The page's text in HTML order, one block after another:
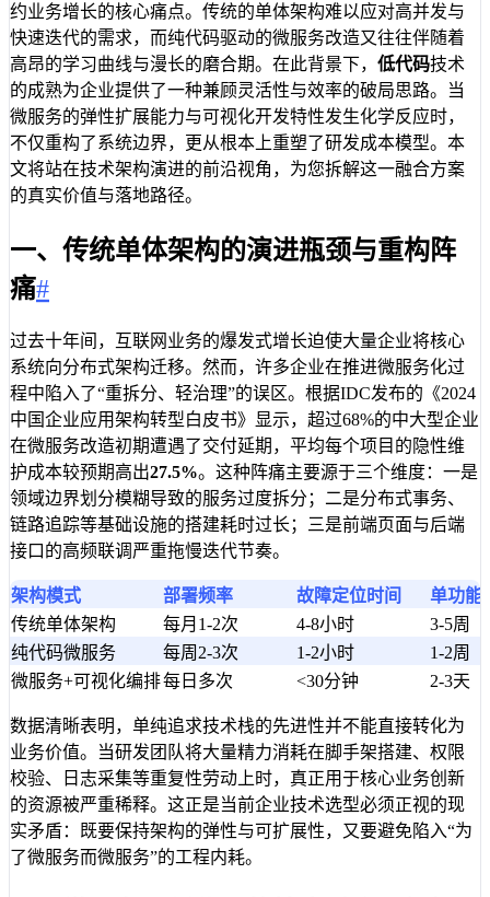
约业务增长的核心痛点。传统的单体架构难以应对高并发与
快速迭代的需求，而纯代码驱动的微服务改造又往往伴随着
高昂的学习曲线与漫长的磨合期。在此背景下， 低代码技术
的成熟为企业提供了一种兼顾灵活性与效率的破局思路。当
微服务的弹性扩展能力与可视化开发特性发生化学反应时，
不仅重构了系统边界，更从根本上重塑了研发成本模型。本
文将站在技术架构演进的前沿视角，为您拆解这一融合方案
的真实价值与落地路径。
一、传统单体架构的演进瓶颈与重构阵
痛#
过去十年间，互联网业务的爆发式增长迫使大量企业将核心
系统向分布式架构迁移。然而，许多企业在推进微服务化过
程中陷入了“重拆分、轻治理”的误区。根据IDC发布的《2024
中国企业应用架构转型白皮书》显示，超过68%的中大型企业
在微服务改造初期遭遇了交付延期，平均每个项目的隐性维
护成本较预期高出27.5%。这种阵痛主要源于三个维度：一是
领域边界划分模糊导致的服务过度拆分；二是分布式事务、
链路追踪等基础设施的搭建耗时过长；三是前端页面与后端
接口的高频联调严重拖慢迭代节奏。
架构模式 部署频率 故障定位时间
单功能
传统单体架构
每月1-2次 4-8小时
3-5周
纯代码微服务
每周2-3次 1-2小时
1-2周
微服务+可视化编排每日多次 <30分钟 2-3天
数据清晰表明，单纯追求技术栈的先进性并不能直接转化为
业务价值。当研发团队将大量精力消耗在脚手架搭建、权限
校验、日志采集等重复性劳动上时，真正用于核心业务创新
的资源被严重稀释。这正是当前企业技术选型必须正视的现
实矛盾：既要保持架构的弹性与可扩展性，又要避免陷入“为
了微服务而微服务”的工程内耗。